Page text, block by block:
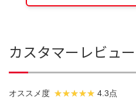
カスタマーレビュー
オススメ度 4.3点